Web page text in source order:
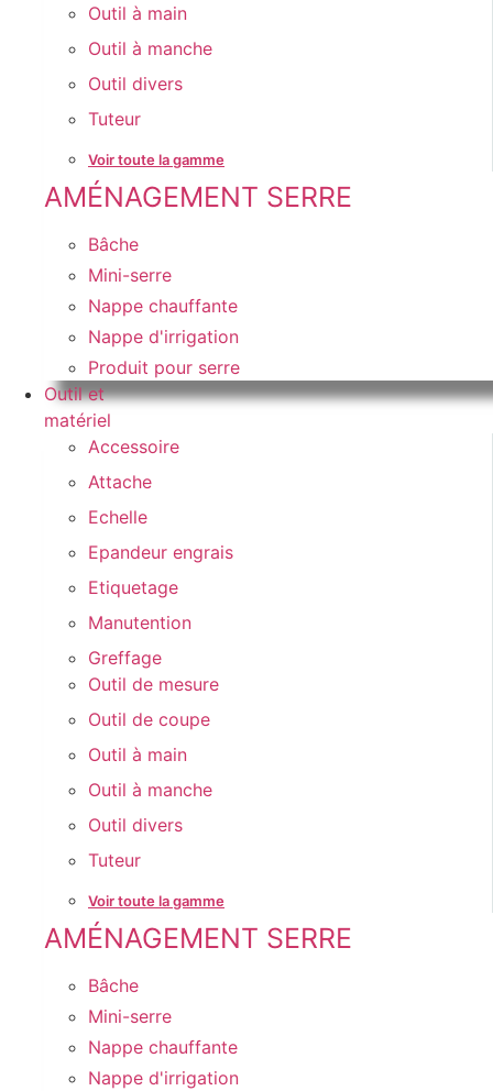
Outil à main
Outil à manche
Outil divers
Tuteur
Voir toute la gamme
AMÉNAGEMENT SERRE
Bâche
Mini-serre
Nappe chauffante
Nappe d'irrigation
Produit pour serre
Outil et
matériel
Accessoire
Attache
Echelle
Epandeur engrais
Etiquetage
Manutention
Greffage
Outil de mesure
Outil de coupe
Outil à main
Outil à manche
Outil divers
Tuteur
Voir toute la gamme
AMÉNAGEMENT SERRE
Bâche
Mini-serre
Nappe chauffante
Nappe d'irrigation